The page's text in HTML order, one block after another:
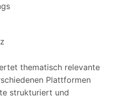
thematisch relevante
Plattformen
strukturiert und